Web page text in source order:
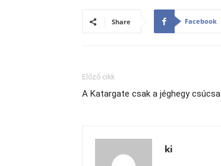
Share Facebook
Előző cikk
A Katargate csak a jéghegy csúcsa
ki